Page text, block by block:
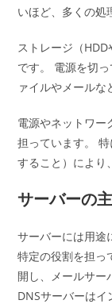
いほど、多くの処
ストレージ（
です。 電源を切
ァイルやメールな
電源やネットワー
担っています。
すること）により
サーバーの
サーバーには用途
特定の役割を担っ
開し、メールサー
DNSサーバーは